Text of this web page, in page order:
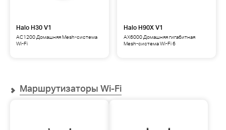
Halo H30 V1
AC1200 Домашняя Mesh-система
Wi-Fi
Halo H90X V1
AX6000 Домашняя гигабитная
Mesh-система Wi-Fi 6
Маршрутизаторы Wi-Fi